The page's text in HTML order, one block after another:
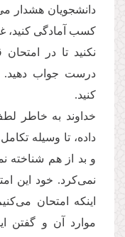
دانشجویان هشدار
کسب آمادگی کنید،
نکنید تا در امتحان
درست جواب دهید.
کنید.
خداوند به خاطر
داده، تا وسیله
و بد از هم شناخته
نمی‌کرد. خود این
اینکه امتحان
موارد آن و گفتن